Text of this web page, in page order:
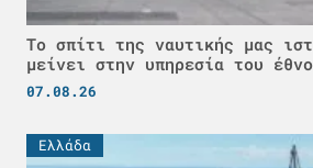
Το σπίτι της ναυτικής μας
μείνει στην υπηρεσία του
07.08.26
Ελλάδα